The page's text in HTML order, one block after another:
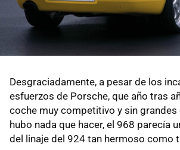
Desgraciadamente, a pesar de los
esfuerzos de Porsche, que año tras
coche muy competitivo y sin grandes
hubo nada que hacer, el 968 parecía
del linaje del 924 tan hermoso como